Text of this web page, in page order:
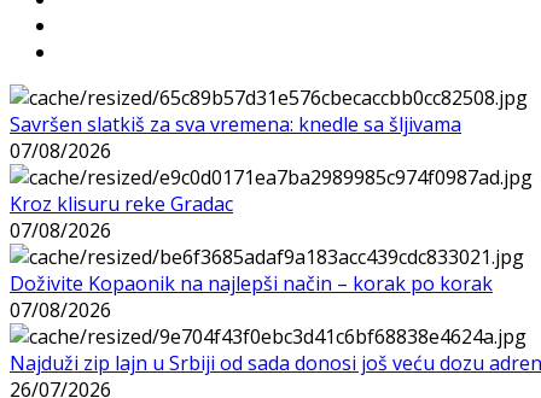
Savršen slatkiš za sva vremena: knedle sa šljivama
07/08/2026
Kroz klisuru reke Gradac
07/08/2026
Doživite Kopaonik na najlepši način – korak po korak
07/08/2026
Najduži zip lajn u Srbiji od sada donosi još veću dozu
26/07/2026